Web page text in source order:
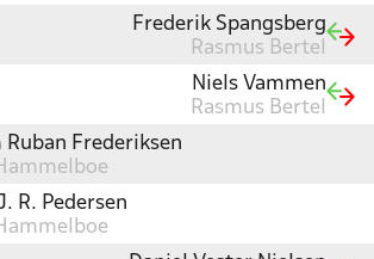
Frederik Spangsberg
Rasmus Bertel
Niels Vammen
Rasmus Bertel
Ruban Frederiksen
R. Pedersen